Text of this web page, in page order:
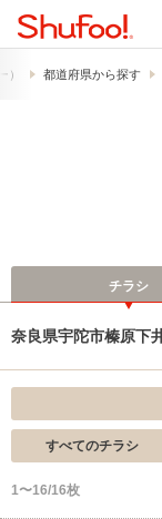
） 都道府県から探す
チラシ
奈良県宇陀市榛原下
すべてのチラシ
1〜16/16枚